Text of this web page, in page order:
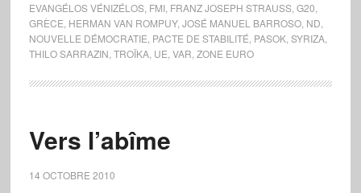
EVANGÉLOS VÉNIZÉLOS, FMI, FRANZ JOSEPH STRAUSS, G20
GRÈCE HERMAN VAN ROMPUY, JOSÉ MANUEL BARROSO, ND
NOUVELLE DÉMOCRATIE PACTE DE STABILITÉ PASOK, SYRIZA,
THILO SARRAZIN TROÏKA, UE VAR ZONE EURO
Vers l’abîme
14 OCTOBRE 2010